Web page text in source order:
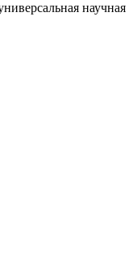
научная